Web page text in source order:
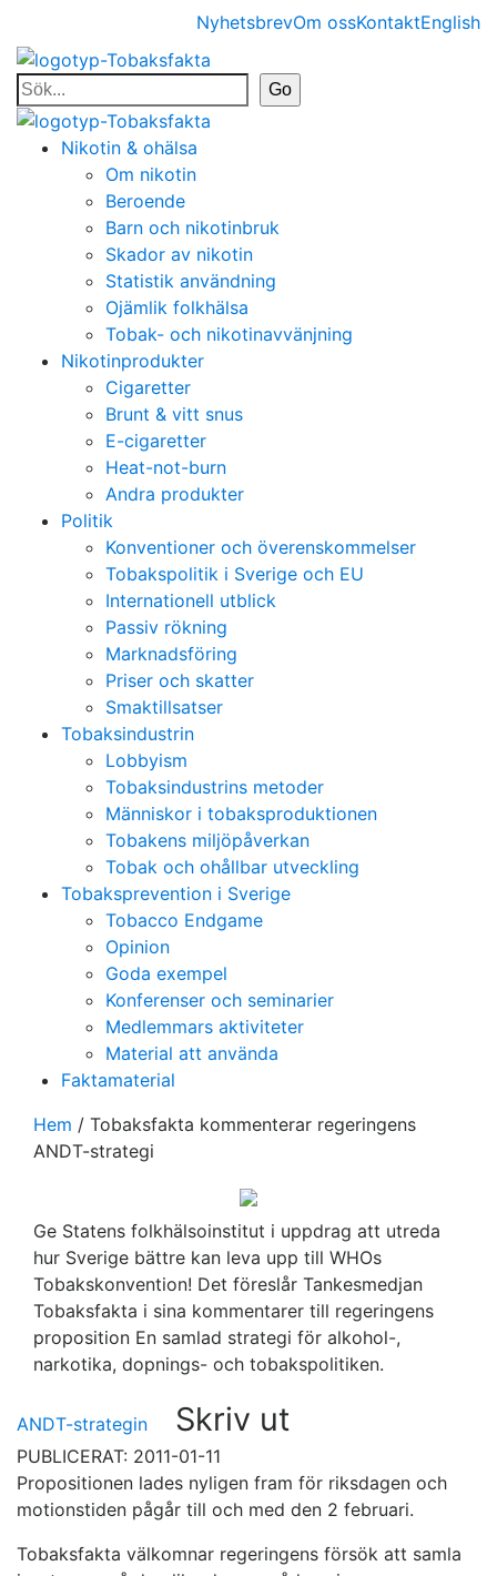
NyhetsbrevOm ossKontaktEnglish
Nikotin & ohälsa
Om nikotin
Beroende
Barn och nikotinbruk
Skador av nikotin
Statistik användning
Ojämlik folkhälsa
Tobak- och nikotinavvänjning
Nikotinprodukter
Cigaretter
Brunt & vitt snus
E-cigaretter
Heat-not-burn
Andra produkter
Politik
Konventioner och överenskommelser
Tobakspolitik i Sverige och EU
Internationell utblick
Passiv rökning
Marknadsföring
Priser och skatter
Smaktillsatser
Tobaksindustrin
Lobbyism
Tobaksindustrins metoder
Människor i tobaksproduktionen
Tobakens miljöpåverkan
Tobak och ohållbar utveckling
Tobaksprevention i Sverige
Tobacco Endgame
Opinion
Goda exempel
Konferenser och seminarier
Medlemmars aktiviteter
Material att använda
Faktamaterial
Hem / Tobaksfakta kommenterar regeringens
ANDT-strategi
Ge Statens folkhälsoinstitut i uppdrag att utreda
hur Sverige bättre kan leva upp till WHOs
Tobakskonvention! Det föreslår Tankesmedjan
Tobaksfakta i sina kommentarer till regeringens
proposition En samlad strategi för alkohol-,
narkotika, dopnings- och tobakspolitiken.
ANDT-strategin Skriv ut
PUBLICERAT: 2011-01-11
Propositionen lades nyligen fram för riksdagen och
motionstiden pågår till och med den 2 februari.
Tobaksfakta välkomnar regeringens försök att samla